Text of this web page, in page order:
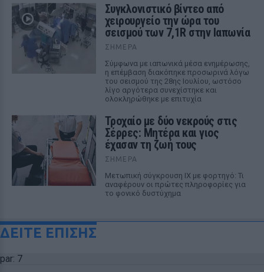
Συγκλονιστικό βίντεο από
χειρουργείο την ώρα του
σεισμού των 7,1R στην Ιαπωνία
ΣΉΜΕΡΑ
Σύμφωνα με ιαπωνικά μέσα ενημέρωσης,
η επέμβαση διακόπηκε προσωρινά λόγω
του σεισμού της 28ης Ιουλίου, ωστόσο
λίγο αργότερα συνεχίστηκε και
ολοκληρώθηκε με επιτυχία
Τροχαίο με δύο νεκρούς στις
Σέρρες: Μητέρα και γιος
έχασαν τη ζωή τους
ΣΉΜΕΡΑ
Μετωπική σύγκρουση ΙΧ με φορτηγό: Τι
αναφέρουν οι πρώτες πληροφορίες για
το φονικό δυστύχημα
ΔΕΙΤΕ ΕΠΙΣΗΣ
par: 7